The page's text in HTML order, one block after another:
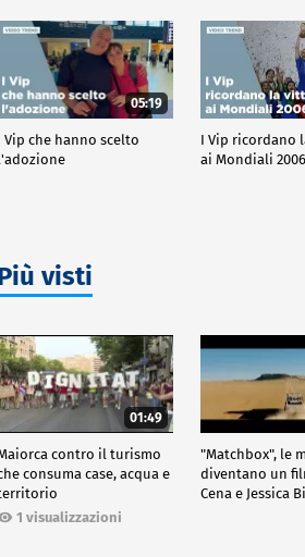
05:19
Vip che hanno scelto
I Vip ricordano
ai Mondiali 2006
visti
01:49
contro il turismo
consuma case, acqua e
1 visualizzazioni
"Matchbox", le
diventano un
Cena e Jessica